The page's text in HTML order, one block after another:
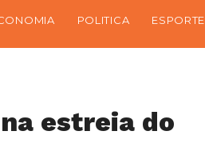
POLITICA ESPORTE
estreia do